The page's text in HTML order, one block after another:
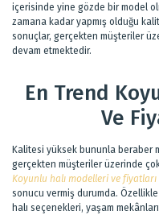
içerisinde yine gözde bir model
zamana kadar yapmış olduğu
sonuçlar, gerçekten müşteriler
devam etmektedir.
En Trend
Ve
Kalitesi yüksek bununla beraber
gerçekten müşteriler üzerinde
Koyunlu halı modelleri ve fiyatları
sonucu vermiş durumda.
halı seçenekleri, yaşam